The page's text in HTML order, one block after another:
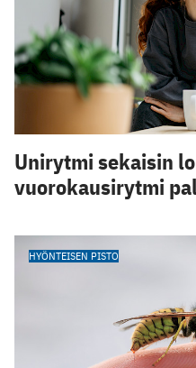
Unirytmi sekaisin
vuorokausirytmi
HYÖNTEISEN PISTO